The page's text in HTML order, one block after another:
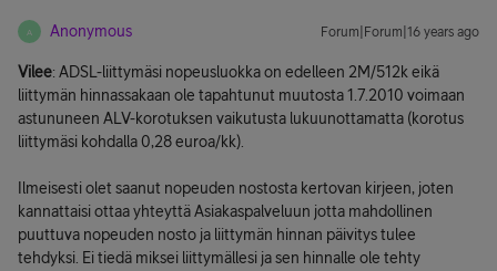
A Anonymous Forum|Forum|16 years ago
Vilee: ADSL-liittymäsi nopeusluokka on edelleen 2M/512k eikä
liittymän hinnassakaan ole tapahtunut muutosta 1.7.2010 voimaan
astununeen ALV-korotuksen vaikutusta lukuunottamatta (korotus
liittymäsi kohdalla 0,28 euroa/kk).
Ilmeisesti olet saanut nopeuden nostosta kertovan kirjeen, joten
kannattaisi ottaa yhteyttä Asiakaspalveluun jotta mahdollinen
puuttuva nopeuden nosto ja liittymän hinnan päivitys tulee
tehdyksi. Ei tiedä miksei liittymällesi ja sen hinnalle ole tehty